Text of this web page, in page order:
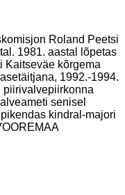
Roland Peetsi
1981. aastal lõpetas
Kaitseväe kõrgema
1992.-1994.
piirivalvepiirkonna
senisel
kindral-majori